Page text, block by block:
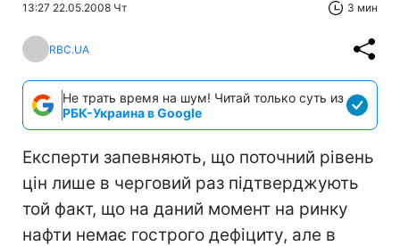
13:27 22.05.2008 Чт 3 мин
RBC.UA
Не трать время на шум! Читай только суть из
РБК-Украина в Google
Експерти запевняють, що поточний рівень
цін лише в черговий раз підтверджують
той факт, що на даний момент на ринку
нафти немає гострого дефіциту, але в